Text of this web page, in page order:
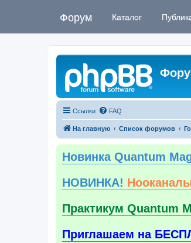
Форум Каталог
Ссылки FAQ
На главную Список форумов
Новинка Quantum
НОВИНКА!
Практикум Quantum
Приглашаем на